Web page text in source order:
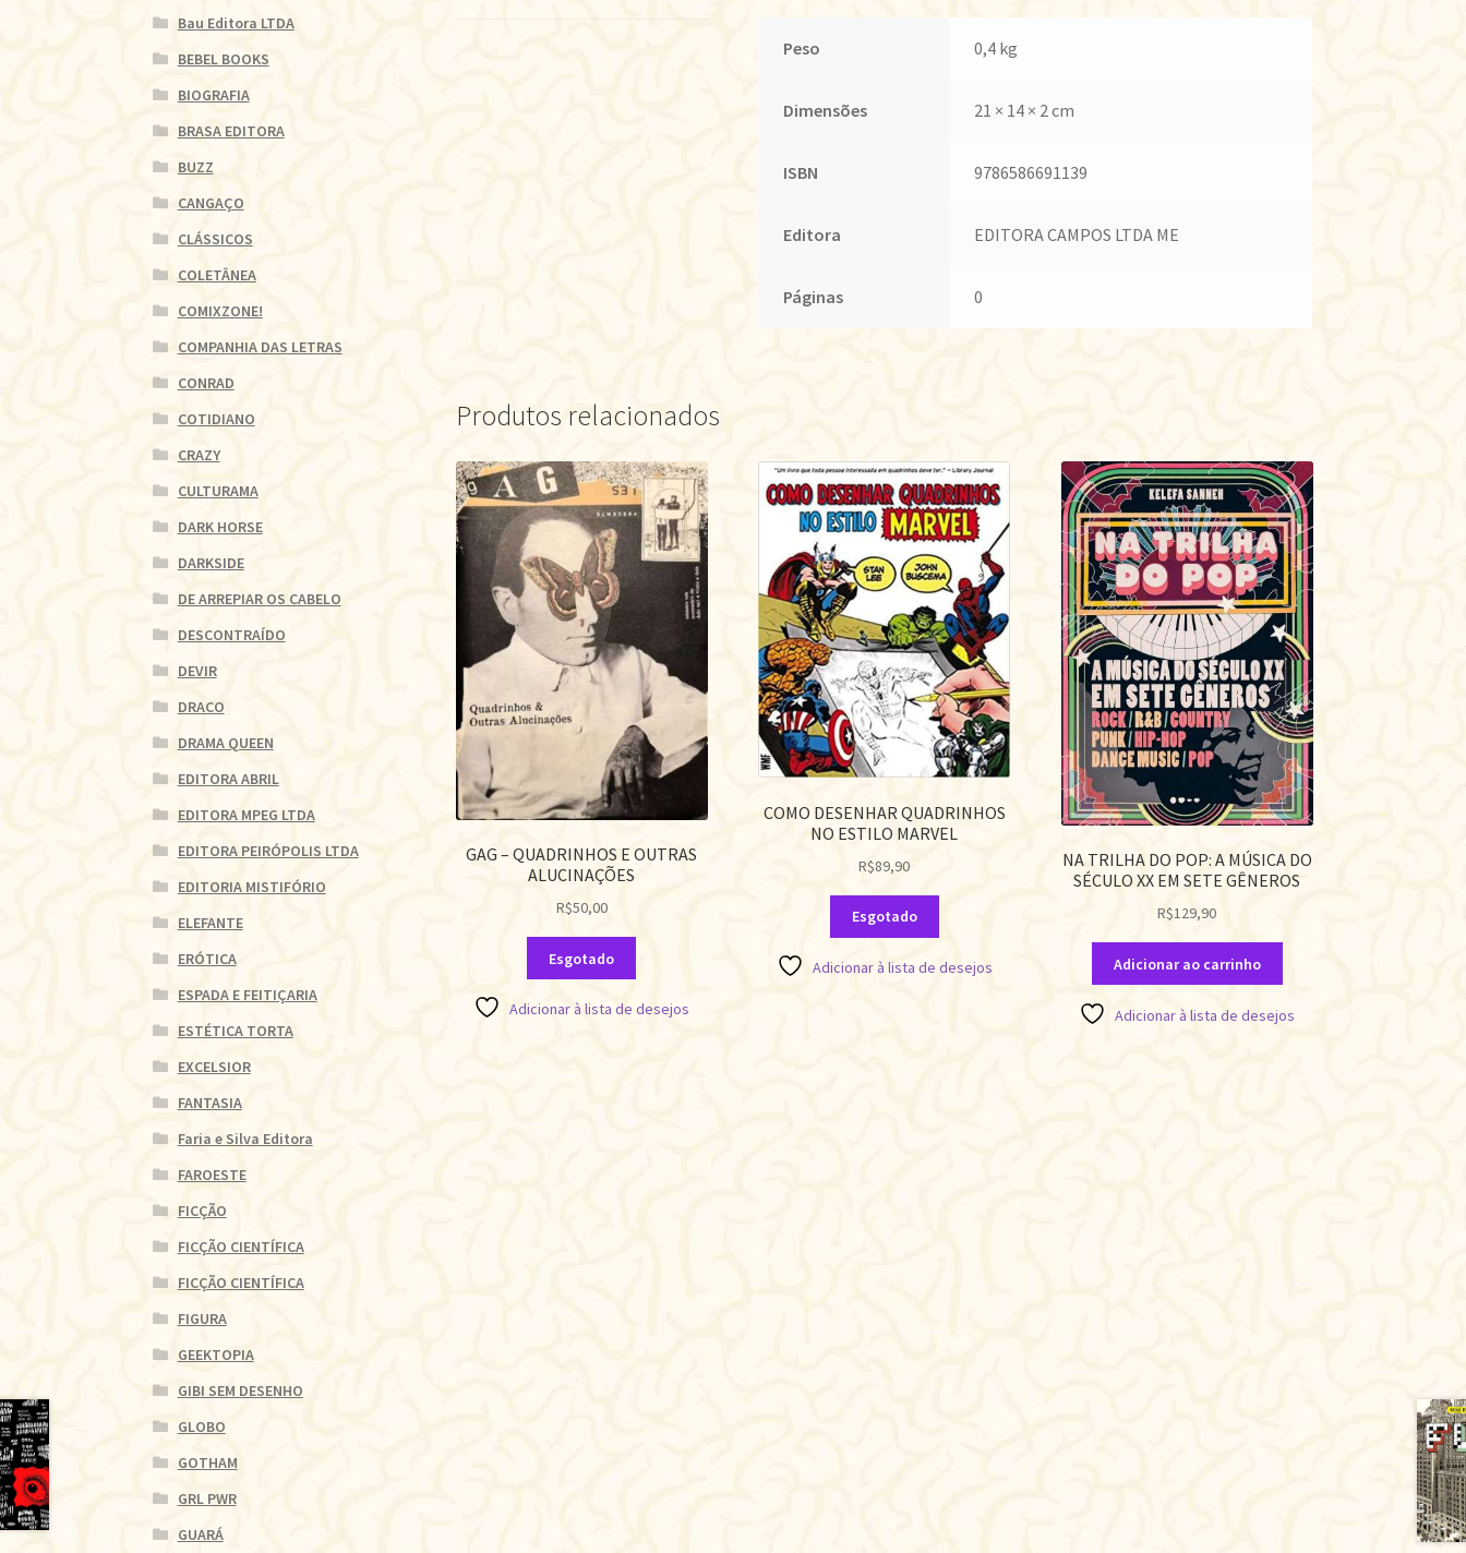
Peso 0,4 kg
Dimensões 21 × 14 × 2 cm
ISBN 9786586691139
Editora EDITORA CAMPOS LTDA ME
Páginas 0
Produtos relacionados
GAG – QUADRINHOS E OUTRAS
ALUCINAÇÕES
R$50,00
Esgotado
Adicionar à lista de desejos
COMO DESENHAR QUADRINHOS
NO ESTILO MARVEL
R$89,90
Esgotado
Adicionar à lista de desejos
NA TRILHA DO POP: A MÚSICA DO
SÉCULO XX EM SETE GÊNEROS
R$129,90
Adicionar ao carrinho
Adicionar à lista de desejos
Bau Editora LTDA
BEBEL BOOKS
BIOGRAFIA
BRASA EDITORA
BUZZ
CANGAÇO
CLÁSSICOS
COLETÂNEA
COMIXZONE!
COMPANHIA DAS LETRAS
CONRAD
COTIDIANO
CRAZY
CULTURAMA
DARK HORSE
DARKSIDE
DE ARREPIAR OS CABELO
DESCONTRAÍDO
DEVIR
DRACO
DRAMA QUEEN
EDITORA ABRIL
EDITORA MPEG LTDA
EDITORA PEIRÓPOLIS LTDA
EDITORIA MISTIFÓRIO
ELEFANTE
ERÓTICA
ESPADA E FEITIÇARIA
ESTÉTICA TORTA
EXCELSIOR
FANTASIA
Faria e Silva Editora
FAROESTE
FICÇÃO
FICÇÃO CIENTÍFICA
FICÇÃO CIENTÍFICA
FIGURA
GEEKTOPIA
GIBI SEM DESENHO
GLOBO
GOTHAM
GRL PWR
GUARÁ